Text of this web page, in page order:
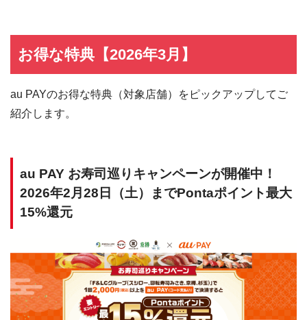
お得な特典【2026年3月】
au PAYのお得な特典（対象店舗）をピックアップしてご
紹介します。
au PAY お寿司巡りキャンペーンが開催中！
2026年2月28日（土）までPontaポイント最大
15%還元